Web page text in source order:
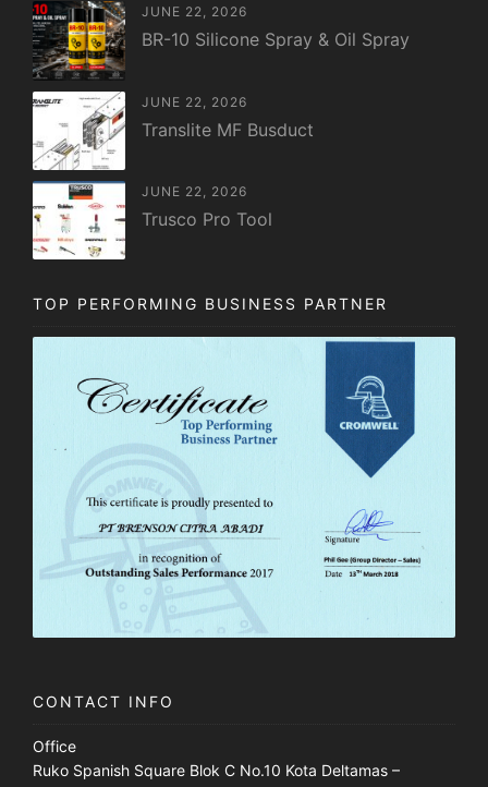
JUNE 22, 2026
BR-10 Silicone Spray & Oil Spray
JUNE 22, 2026
Translite MF Busduct
JUNE 22, 2026
Trusco Pro Tool
TOP PERFORMING BUSINESS PARTNER
CONTACT INFO
Office
Ruko Spanish Square Blok C No.10 Kota Deltamas –